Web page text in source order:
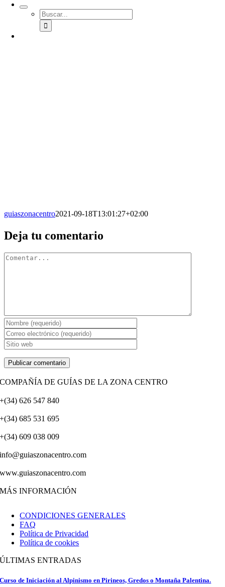
Buscar:
guiaszonacentro2021-09-18T13:01:27+02:00
Facebook
X
Reddit
LinkedIn
WhatsApp
Tumblr
Pinterest
Vk
Correo
electrónico
Deja tu comentario
Comentario
COMPAÑÍA DE GUÍAS DE LA ZONA CENTRO
+(34) 626 547 840
+(34) 685 531 695
+(34) 609 038 009
info@guiaszonacentro.com
www.guiaszonacentro.com
MÁS INFORMACIÓN
CONDICIONES GENERALES
FAQ
Política de Privacidad
Política de cookies
ÚLTIMAS ENTRADAS
Curso de Iniciación al Alpinismo en Pirineos, Gredos o Montaña Palentina.